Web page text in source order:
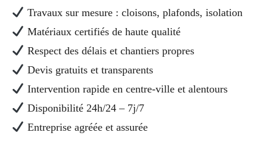
Travaux sur mesure : cloisons, plafonds, isolation
Matériaux certifiés de haute qualité
Respect des délais et chantiers propres
Devis gratuits et transparents
Intervention rapide en centre-ville et alentours
Disponibilité 24h/24 – 7j/7
Entreprise agréée et assurée